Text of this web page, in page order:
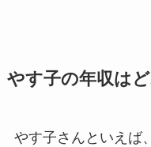
やす子の年収は
やす子さんといえば